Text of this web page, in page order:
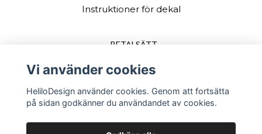
Instruktioner för dekal
BETALSÄTT
Vi använder cookies
HeliloDesign använder cookies. Genom att fortsätta
på sidan godkänner du användandet av cookies.